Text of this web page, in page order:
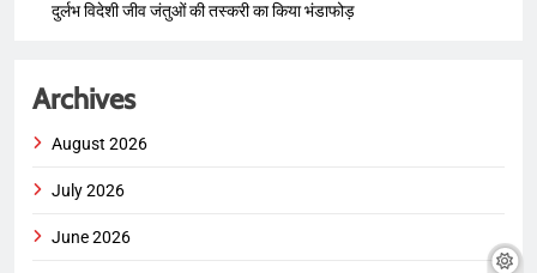
दुर्लभ विदेशी जीव जंतुओं की तस्करी का किया भंडाफोड़
Archives
August 2026
July 2026
June 2026